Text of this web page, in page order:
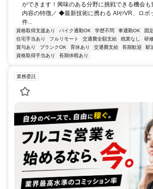
ができます！興味のある分野に挑戦できる機会
内容の特徴／ ◆最新技術に携わる AIやVR、ロボ
件...
資格取得支援あり バイク通勤OK 学歴不問 車通勤OK 固
住宅手当あり
フルリモート 交通費全額支給 残業なし 研
賞与あり
ブランクOK 育休あり 交通費支給 長期歓迎
駅
資格取得手当あり
長期休暇あり
業務委託